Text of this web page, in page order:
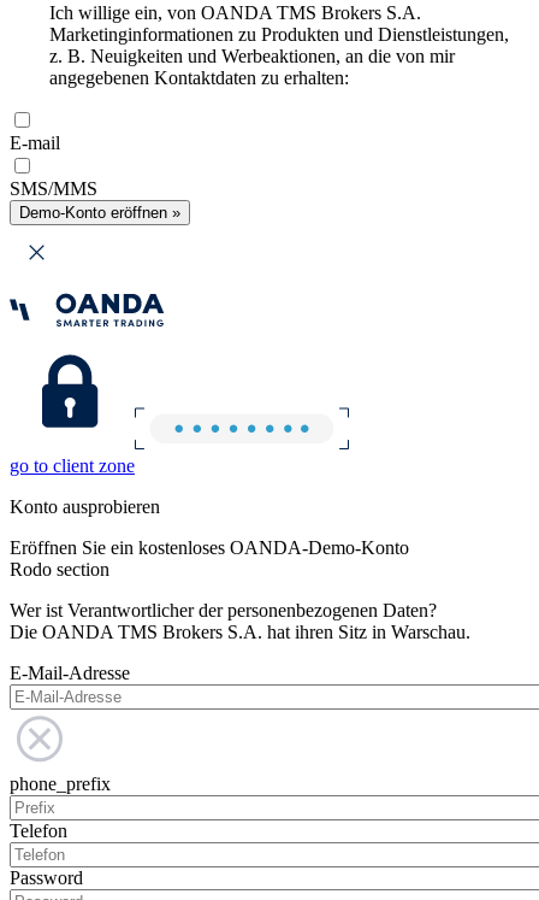
Ich willige ein, von OANDA TMS Brokers S.A.
Marketinginformationen zu Produkten und Dienstleistungen,
z. B. Neuigkeiten und Werbeaktionen, an die von mir
angegebenen Kontaktdaten zu erhalten:
E-mail
SMS/MMS
Demo-Konto eröffnen »
go to client zone
Konto ausprobieren
Eröffnen Sie ein kostenloses OANDA-Demo-Konto
Rodo section
Wer ist Verantwortlicher der personenbezogenen Daten?
Die OANDA TMS Brokers S.A. hat ihren Sitz in Warschau.
E-Mail-Adresse
phone_prefix
Telefon
Password